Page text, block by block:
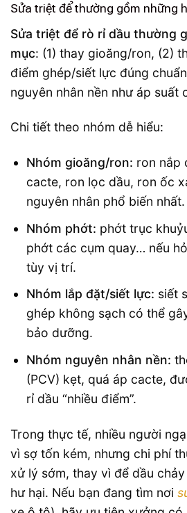
Sửa triệt để thường gồm những
Sửa triệt để rò rỉ dầu thường
mục: (1) thay gioăng/ron, (2)
điểm ghép/siết lực đúng
nguyên nhân nền như áp suất
Chi tiết theo nhóm dễ hiểu:
Nhóm gioăng/ron: ron nắp
cacte, ron lọc dầu, ron ốc
nguyên nhân phổ biến nhất.
Nhóm phớt: phớt trục
phớt các cụm quay… nếu
tùy vị trí.
Nhóm lắp đặt/siết lực: siết
ghép không sạch có thể
bảo dưỡng.
Nhóm nguyên nhân nền:
(PCV) kẹt, quá áp cacte,
rỉ dầu “nhiều điểm”.
Trong thực tế, nhiều người
vì sợ tốn kém, nhưng chi phí
xử lý sớm, thay vì để dầu
hư hại. Nếu bạn đang tìm nơi